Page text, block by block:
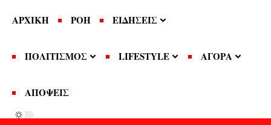
ΑΡΧΙΚΗ ΡΟΗ ΕΙΔΗΣΕΙΣ
ΠΟΛΙΤΙΣΜΟΣ LIFESTYLE ΑΓΟΡΑ
ΑΠΟΨΕΙΣ